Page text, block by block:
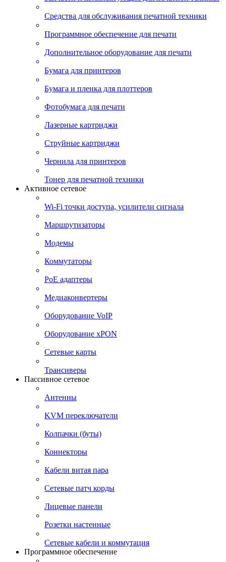
Средства для обслуживания печатной техники
Программное обеспечение для печати
Дополнительное оборудование для печати
Бумага для принтеров
Бумага и пленка для плоттеров
Фотобумага для печати
Лазерные картриджи
Струйные картриджи
Чернила для принтеров
Тонер для печатной техники
Активное сетевое
Wi-Fi точки доступа, усилители сигнала
Маршрутизаторы
Модемы
Коммутаторы
PoE адаптеры
Медиаконвертеры
Оборудование VoIP
Оборудование xPON
Сетевые карты
Трансиверы
Пассивное сетевое
Антенны
KVM переключатели
Колпачки (буты)
Коннекторы
Кабели витая пара
Сетевые патч корды
Лицевые панели
Розетки настенные
Сетевые кабели и коммутация
Программное обеспечение